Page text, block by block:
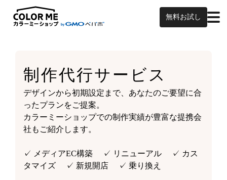
無料お試し
制作代行サービス
デザインから初期設定まで、あなたのご要望に合
ったプランをご提案。
カラーミーショップでの制作実績が豊富な提携会
社もご紹介します。
✓ メディアEC構築 ✓ リニューアル ✓ カス
タマイズ ✓ 新規開店 ✓ 乗り換え